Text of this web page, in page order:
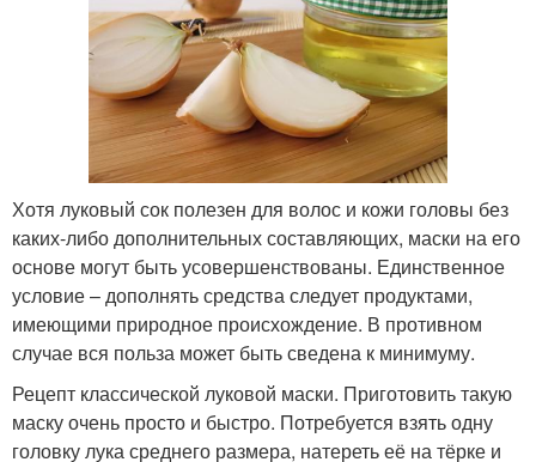
Хотя луковый сок полезен для волос и кожи головы без
каких-либо дополнительных составляющих, маски на его
основе могут быть усовершенствованы. Единственное
условие – дополнять средства следует продуктами,
имеющими природное происхождение. В противном
случае вся польза может быть сведена к минимуму.
Рецепт классической луковой маски. Приготовить такую
маску очень просто и быстро. Потребуется взять одну
головку лука среднего размера, натереть её на тёрке и